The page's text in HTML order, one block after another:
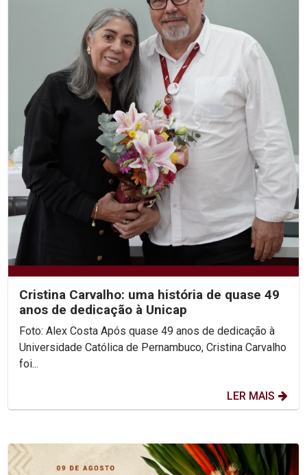
Cristina Carvalho: uma história de quase 49
anos de dedicação à Unicap
Foto: Alex Costa Após quase 49 anos de dedicação à
Universidade Católica de Pernambuco, Cristina Carvalho
foi...
LER MAIS